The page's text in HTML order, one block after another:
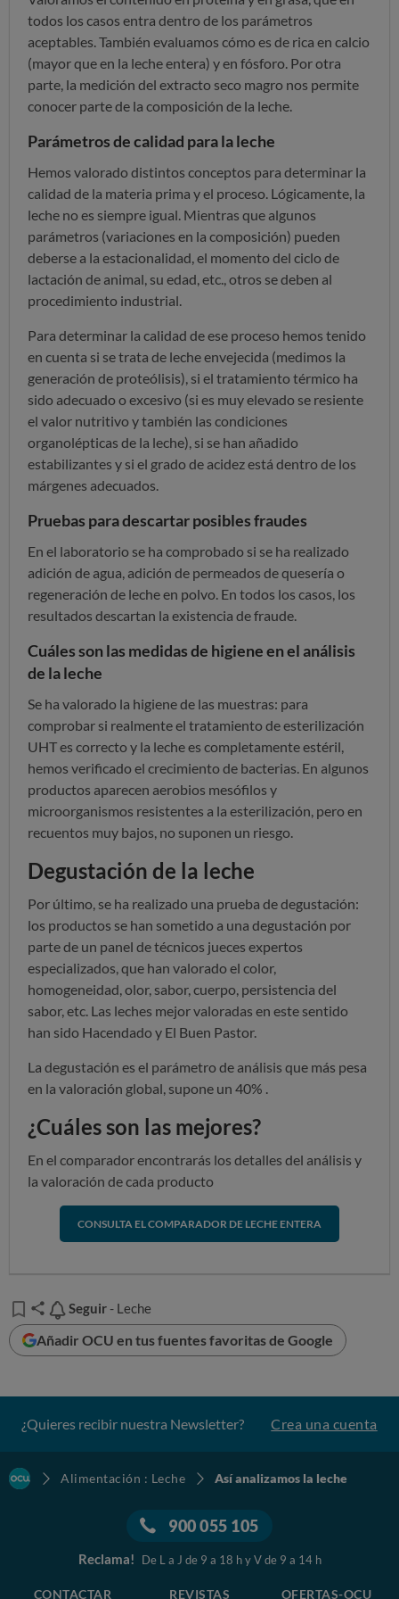
todos los casos entra dentro de los parámetros
aceptables. También evaluamos cómo es de rica en calcio
(mayor que en la leche entera) y en fósforo. Por otra
parte, la medición del extracto seco magro nos permite
conocer parte de la composición de la leche.
Parámetros de calidad para la leche
Hemos valorado distintos conceptos para determinar la
calidad de la materia prima y el proceso. Lógicamente, la
leche no es siempre igual. Mientras que algunos
parámetros (variaciones en la composición) pueden
deberse a la estacionalidad, el momento del ciclo de
lactación de animal, su edad, etc., otros se deben al
procedimiento industrial.
Para determinar la calidad de ese proceso hemos tenido
en cuenta si se trata de leche envejecida (medimos la
generación de proteólisis), si el tratamiento térmico ha
sido adecuado o excesivo (si es muy elevado se resiente
el valor nutritivo y también las condiciones
organolépticas de la leche), si se han añadido
estabilizantes y si el grado de acidez está dentro de los
márgenes adecuados.
Pruebas para descartar posibles fraudes
En el laboratorio se ha comprobado si se ha realizado
adición de agua, adición de permeados de quesería o
regeneración de leche en polvo. En todos los casos, los
resultados descartan la existencia de fraude.
Cuáles son las medidas de higiene en el análisis
de la leche
Se ha valorado la higiene de las muestras: para
comprobar si realmente el tratamiento de esterilización
UHT es correcto y la leche es completamente estéril,
hemos verificado el crecimiento de bacterias. En algunos
productos aparecen aerobios mesófilos y
microorganismos resistentes a la esterilización, pero en
recuentos muy bajos, no suponen un riesgo.
Degustación de la leche
Por último, se ha realizado una prueba de degustación:
los productos se han sometido a una degustación por
parte de un panel de técnicos jueces expertos
especializados, que han valorado el color,
homogeneidad, olor, sabor, cuerpo, persistencia del
sabor, etc. Las leches mejor valoradas en este sentido
han sido Hacendado y El Buen Pastor.
La degustación es el parámetro de análisis que más pesa
en la valoración global, supone un 40% .
¿Cuáles son las mejores?
En el comparador encontrarás los detalles del análisis y
la valoración de cada producto
CONSULTA EL COMPARADOR DE LECHE ENTERA
Seguir
Seguir - Leche
Añadir OCU en tus fuentes favoritas de Google
¿Quieres recibir nuestra Newsletter? Crea una cuenta
Alimentación : Leche Así analizamos la leche
900 055 105
Reclama! De L a J de 9 a 18 h y V de 9 a 14 h
CONTACTAR REVISTAS OFERTAS-OCU